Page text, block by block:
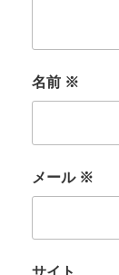
名前 ※
メール ※